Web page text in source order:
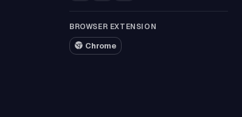
BROWSER EXTENSION
Chrome